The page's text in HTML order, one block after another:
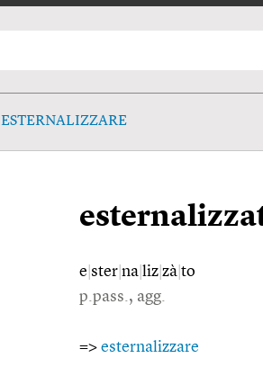
ESTERNALIZZARE
e ster na liz zà to
p.pass., agg.
=> esternalizzare